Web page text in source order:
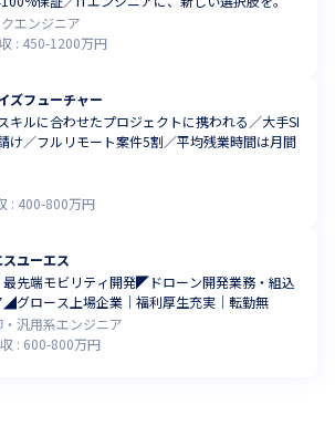
エンジニア
: 450-1200万円
ズフューチャー
キルに合わせたプロジェクトに携われる／大手SI
け／フルリモート案件5割／平均残業時間は月間
: 400-800万円
ユーエス
最先端モビリティ開発◤ドローン開発業務・組込
◢グロース上場企業│福利厚生充実│転勤無
汎用系エンジニア
: 600-800万円